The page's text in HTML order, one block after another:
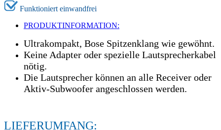
Funktioniert einwandfrei
PRODUKTINFORMATION:
Ultrakompakt, Bose Spitzenklang wie gewöhnt.
Keine Adapter oder spezielle Lautsprecherkabel
nötig.
Die Lautsprecher können an alle Receiver oder
Aktiv-Subwoofer angeschlossen werden.
LIEFERUMFANG: